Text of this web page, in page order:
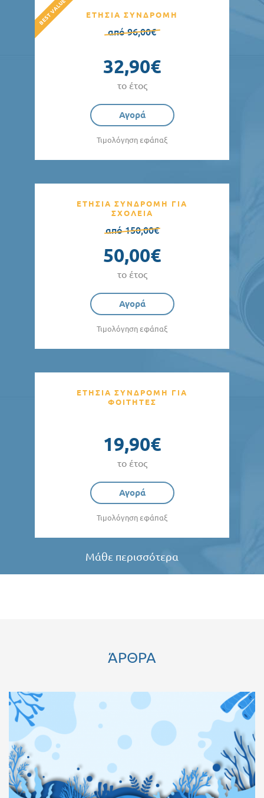
ΕΤΗΣΙΑ ΣΥΝΔΡΟΜΗ
από 96,00€
32,90€
το έτος
Αγορά
Τιμολόγηση εφάπαξ
ΕΤΗΣΙΑ ΣΥΝΔΡΟΜΗ ΓΙΑ
ΣΧΟΛΕΙΑ
από 150,00€
50,00€
το έτος
Αγορά
Τιμολόγηση εφάπαξ
ΕΤΗΣΙΑ ΣΥΝΔΡΟΜΗ ΓΙΑ
ΦΟΙΤΗΤΕΣ
19,90€
το έτος
Αγορά
Τιμολόγηση εφάπαξ
Μάθε περισσότερα
ΆΡΘΡΑ